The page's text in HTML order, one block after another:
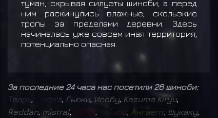
туман, скрывая силуэты шиноби, а перед
ним раскинулись влажные, скользкие
тропы за пределами деревни. Здесь
начиналась уже совсем иная территория,
потенциально опасная.
За последние 24 часа нас посетили 26 шиноби:
Тварь orora Гьюки, Исобу, Kazuma Kiryu,
Raddan mistral DEFIX, l urio Ангаёпт, Шукаку,